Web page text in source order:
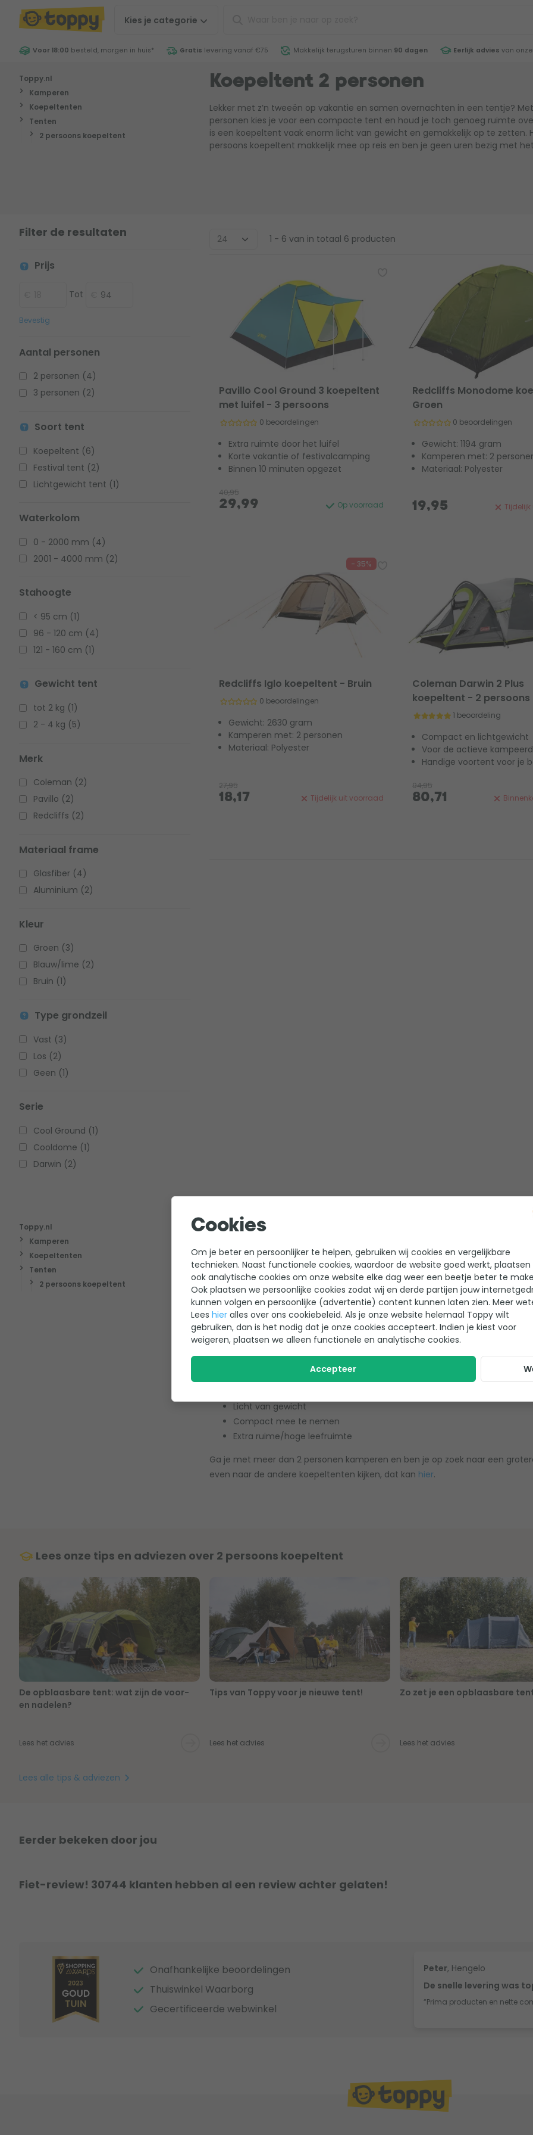
Kies je categorie
Voor 18:00 besteld, morgen in huis* Gratis levering vanaf €75 Makkelijk terugsturen binnen 90 dagen Eerlijk advies van
Toppy.nl
Kamperen
Koepeltenten
Tenten
2 persoons koepeltent
Koepeltent 2 personen
Lekker met z’n tweeën op vakantie en samen overnachten in een tentje?
personen kies je voor een compacte tent en houd je toch genoeg ruimte
is een koepeltent vaak enorm licht van gewicht en gemakkelijk op te zetten.
persoons koepeltent makkelijk mee op reis en ben je geen uren bezig met
Filter de resultaten
Prijs
Tot
Bevestig
Aantal personen
2 personen (4)
3 personen (2)
Soort tent
Koepeltent (6)
Festival tent (2)
Lichtgewicht tent (1)
Waterkolom
0 - 2000 mm (4)
2001 - 4000 mm (2)
Stahoogte
< 95 cm (1)
96 - 120 cm (4)
121 - 160 cm (1)
Gewicht tent
tot 2 kg (1)
2 - 4 kg (5)
Merk
Coleman (2)
Pavillo (2)
Redcliffs (2)
Materiaal frame
Glasfiber (4)
Aluminium (2)
Kleur
Groen (3)
Blauw/lime (2)
Bruin (1)
Type grondzeil
Vast (3)
Los (2)
Geen (1)
Serie
Cool Ground (1)
Cooldome (1)
Darwin (2)
1 - 6 van in totaal 6 producten
Pavillo Cool Ground 3 koepeltent
met luifel - 3 persoons
0 beoordelingen
Extra ruimte door het luifel
Korte vakantie of festivalcamping
Binnen 10 minuten opgezet
Op voorraad
40,95
29,99
Redcliffs Monodome
Groen
0 beoordelingen
Gewicht: 1194 gram
Kamperen met: 2
Materiaal: Polyester
19,95
- 35%
Redcliffs Iglo koepeltent - Bruin
0 beoordelingen
Gewicht: 2630 gram
Kamperen met: 2 personen
Materiaal: Polyester
Tijdelijk uit voorraad
27,95
18,17
Coleman Darwin 2 Plus
koepeltent - 2 persoons
1 beoordeling
Compact en lichtgewicht
Voor de actieve
Handige voortent voor je
94,95
80,71
Toppy.nl
Kamperen
Koepeltenten
Tenten
2 persoons koepeltent
Koepeltent 2 personen
Een 2 persoons koepeltent staat bekend om zijn opzetgemak en extra
een korte vakantie of weekend trip. Met z’n tweeën kun je makkelijk al je
apart voorportaal. De koepelvorm biedt een comfortabele leefruimte en
actieve kampeerder is de koepeltent voor 2 personen uitermate geschikt.
verpakken om mee te nemen naar een volgende standplaats.
Voordelen 2 persoons koepeltent
Licht van gewicht
Compact mee te nemen
Extra ruime/hoge leefruimte
Ga je met meer dan 2 personen kamperen en ben je op zoek naar een
even naar de andere koepeltenten kijken, dat kan hier.
Lees onze tips en adviezen over 2 persoons koepeltent
De opblaasbare tent: wat zijn de voor-
en nadelen?
Lees het advies
Tips van Toppy voor je nieuwe tent!
Lees het advies
Zo zet je een opblaasbare
Lees het advies
Lees alle tips & adviezen
Eerder bekeken door jou
Fiet-review! 30744 klanten hebben al een review achter gelaten!
Onafhankelijke beoordelingen
Thuiswinkel Waarborg
Gecertificeerde webwinkel
Peter, Hengelo
De snelle levering was
“Prima producten en nette
Cookies
Om je beter en persoonlijker te helpen, gebruiken wij cookies en vergelijkbare
technieken. Naast functionele cookies, waardoor de website goed werkt, plaatsen
ook analytische cookies om onze website elke dag weer een beetje beter te
Ook plaatsen we persoonlijke cookies zodat wij en derde partijen jouw
kunnen volgen en persoonlijke (advertentie) content kunnen laten zien. Meer
Lees hier alles over ons cookiebeleid. Als je onze website helemaal Toppy wilt
gebruiken, dan is het nodig dat je onze cookies accepteert. Indien je kiest voor
weigeren, plaatsen we alleen functionele en analytische cookies.
Accepteer